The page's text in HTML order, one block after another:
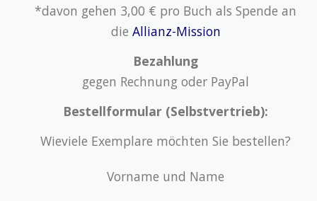
*davon gehen 3,00 € pro Buch als Spende an
die Allianz-Mission
Bezahlung
gegen Rechnung oder PayPal
Bestellformular (Selbstvertrieb):
Wieviele Exemplare möchten Sie bestellen?
Vorname und Name